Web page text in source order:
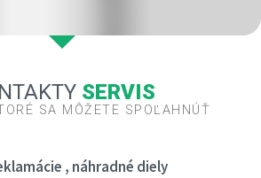
SERVIS
SA MÔŽETE SPOĽAHNÚŤ
, náhradné diely